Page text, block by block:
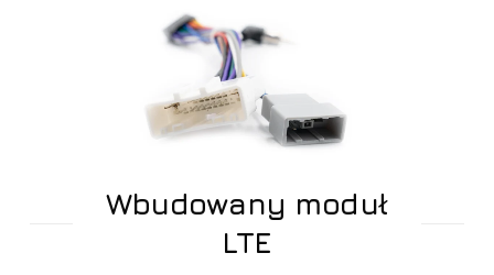
Wbudowany moduł
LTE